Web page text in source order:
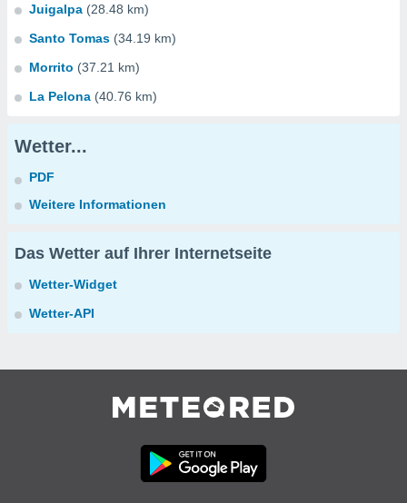
Juigalpa (28.48 km)
Santo Tomas (34.19 km)
Morrito (37.21 km)
La Pelona (40.76 km)
Wetter...
PDF
Weitere Informationen
Das Wetter auf Ihrer Internetseite
Wetter-Widget
Wetter-API